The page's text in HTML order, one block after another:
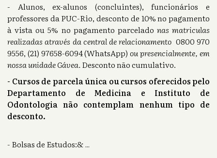
- Alunos, ex-alunos (concluintes), funcionários e
professores da PUC-Rio, desconto de 10% no pagamento
à vista ou 5% no pagamento parcelado nas matriculas
realizadas através da central de relacionamento 0800 970
9556, (21) 97658-6094 (WhatsApp)ou presencialmente, em
nossa unidade Gávea.Desconto não cumulativo.
- Cursos de parcela única ou cursos oferecidos pelo
Departamento de Medicina e Instituto de
Odontologia não contemplam nenhum tipo de
desconto.
- Bolsas de Estudos:&...